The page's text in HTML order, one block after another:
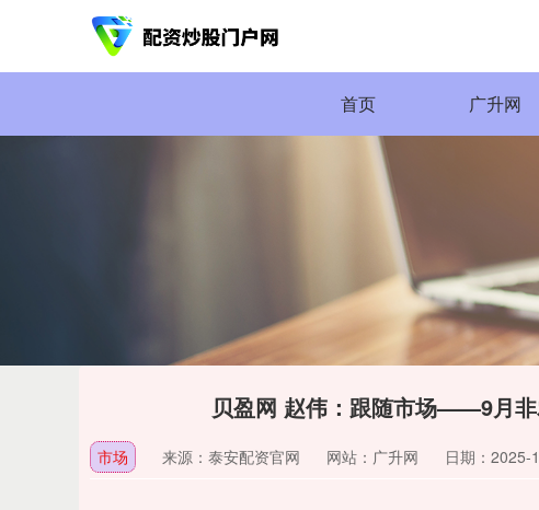
首页 广升网
贝盈网 赵伟：跟随市场——9月
市场 来源：泰安配资官网 网站：广升网 日期：2025-